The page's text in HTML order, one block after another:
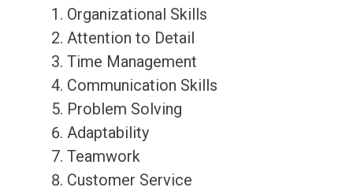
Organizational Skills
Attention to Detail
Time Management
Communication Skills
Problem Solving
Adaptability
Teamwork
Customer Service